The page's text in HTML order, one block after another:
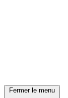
Fermer le menu